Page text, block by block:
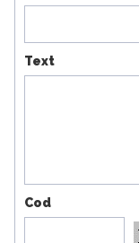
Text
Cod